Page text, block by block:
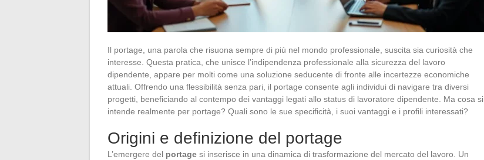
Il portage, una parola che risuona sempre di più nel mondo professionale, suscita sia curiosità che
interesse. Questa pratica, che unisce l’indipendenza professionale alla sicurezza del lavoro
dipendente, appare per molti come una soluzione seducente di fronte alle incertezze economiche
attuali. Offrendo una flessibilità senza pari, il portage consente agli individui di navigare tra diversi
progetti, beneficiando al contempo dei vantaggi legati allo status di lavoratore dipendente. Ma cosa si
intende realmente per portage? Quali sono le sue specificità, i suoi vantaggi e i profili interessati?
Origini e definizione del portage
L’emergere del portage si inserisce in una dinamica di trasformazione del mercato del lavoro. Un